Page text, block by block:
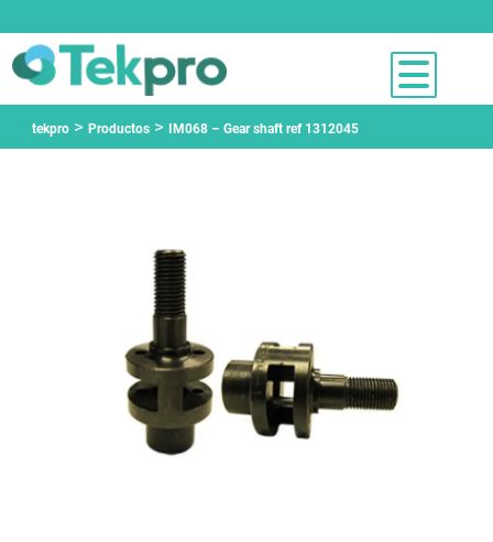
tekpro> Productos> IM068 – Gear shaft ref 1312045